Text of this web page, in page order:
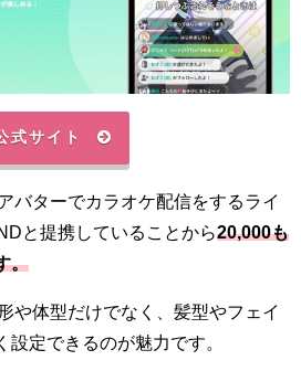
式サイト
バターでカラオケ配信をするライ
と提携していることから20,000も
。
や体型だけでなく、髪型やフェイ
設定できるのが魅力です。